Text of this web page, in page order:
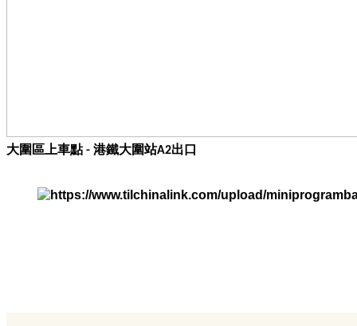
大圍區上車點 - 港鐵大圍站A2出口